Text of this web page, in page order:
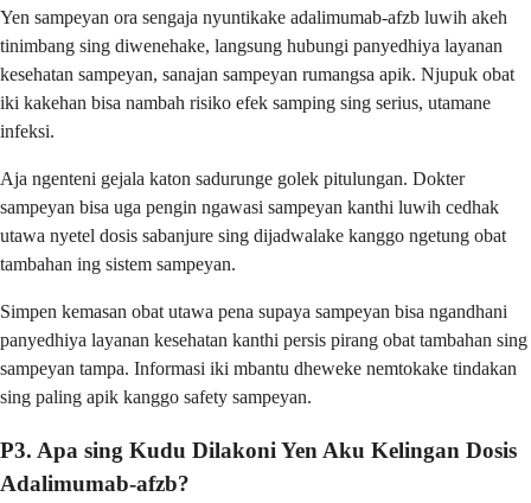
Yen sampeyan ora sengaja nyuntikake adalimumab-afzb luwih akeh
tinimbang sing diwenehake, langsung hubungi panyedhiya layanan
kesehatan sampeyan, sanajan sampeyan rumangsa apik. Njupuk obat
iki kakehan bisa nambah risiko efek samping sing serius, utamane
infeksi.
Aja ngenteni gejala katon sadurunge golek pitulungan. Dokter
sampeyan bisa uga pengin ngawasi sampeyan kanthi luwih cedhak
utawa nyetel dosis sabanjure sing dijadwalake kanggo ngetung obat
tambahan ing sistem sampeyan.
Simpen kemasan obat utawa pena supaya sampeyan bisa ngandhani
panyedhiya layanan kesehatan kanthi persis pirang obat tambahan sing
sampeyan tampa. Informasi iki mbantu dheweke nemtokake tindakan
sing paling apik kanggo safety sampeyan.
P3. Apa sing Kudu Dilakoni Yen Aku Kelingan Dosis
Adalimumab-afzb?